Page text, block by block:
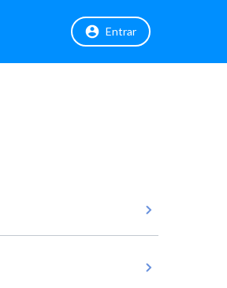
Entrar